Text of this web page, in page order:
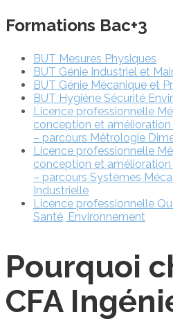
Formations Bac+3
BUT Mesures Physiques
BUT Génie Industriel et
BUT Génie Mécanique et
BUT Hygiène Sécurité
Licence professionnelle
conception et
– parcours Métrologie
Licence professionnelle
conception et
– parcours Systèmes
Industrielle
Licence professionnelle
Santé, Environnement
Pourquoi
CFA